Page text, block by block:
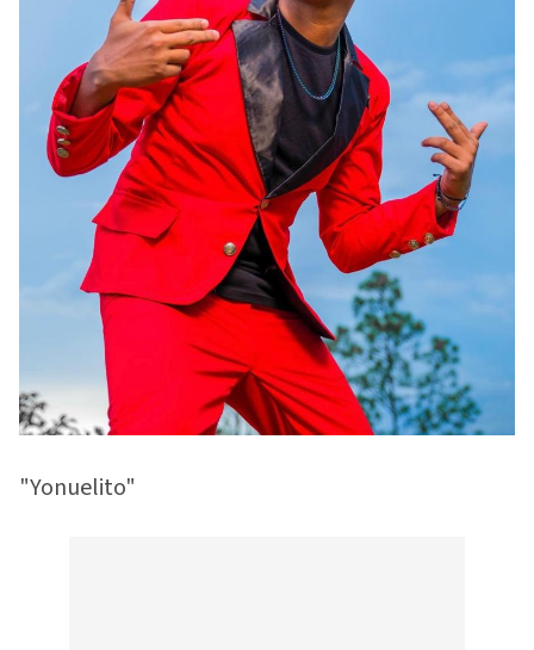
"Yonuelito"